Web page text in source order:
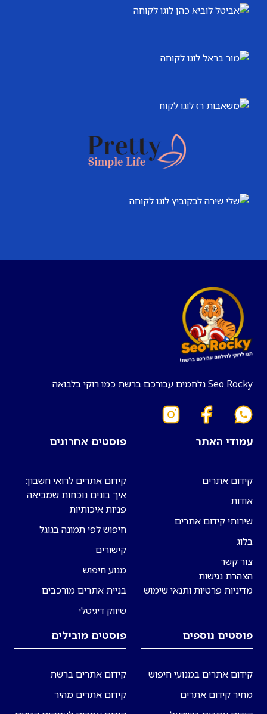
Seo Rocky נלחמים עבורכם ברשת כמו רוקי בלבואה
עמודי האתר
קידום אתרים
אודות
שירותי קידום אתרים
בלוג
צור קשר
הצהרת נגישות
מדיניות פרטיות ותנאי שימוש
פוסטים אחרונים
קידום אתרים לרואי חשבון:
איך בונים נוכחות שמביאה
פניות איכותיות
חיפוש לפי תמונה בגוגל
קישורים
מנוע חיפוש
בניית אתרים מורכבים
שיווק דיגיטלי
פוסטים נוספים
קידום אתרים במנועי חיפוש
מחיר קידום אתרים
פוסטים מובילים
קידום אתרים ברשת
קידום אתרים מהיר